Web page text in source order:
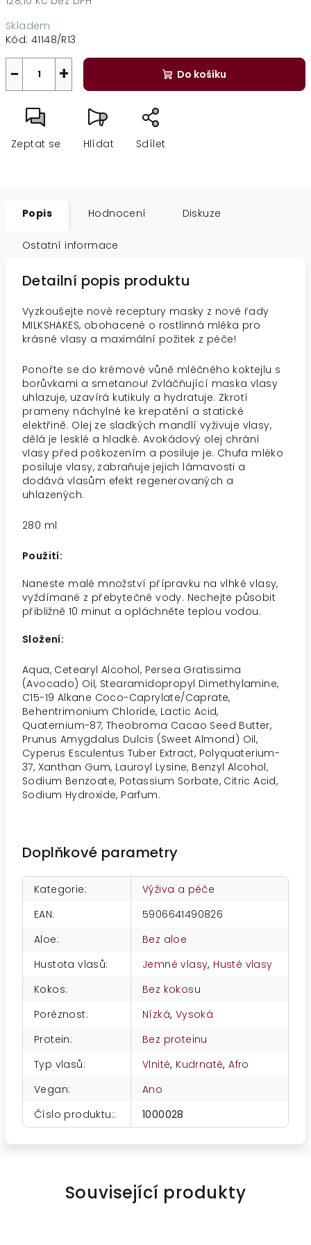
cena:
Skladem
Kód: 41148/R13
+
− Do košíku
Zeptat se Hlídat Sdílet
Popis Hodnocení Diskuze
Ostatní informace
Detailní popis produktu
Vyzkoušejte nové receptury masky z nové řady
MILKSHAKES, obohacené o rostlinná mléka pro
krásné vlasy a maximální požitek z péče!
Ponořte se do krémové vůně mléčného koktejlu s
borůvkami a smetanou! Zvláčňující maska vlasy
uhlazuje, uzavírá kutikuly a hydratuje. Zkrotí
prameny náchylné ke krepatění a statické
elektřině. Olej ze sladkých mandlí vyživuje vlasy,
dělá je lesklé a hladké. Avokádový olej chrání
vlasy před poškozením a posiluje je. Chufa mléko
posiluje vlasy, zabraňuje jejich lámavosti a
dodává vlasům efekt regenerovaných a
uhlazených.
280 ml
Použití:
Naneste malé množství přípravku na vlhké vlasy,
vyždímané z přebytečné vody. Nechejte působit
přibližně 10 minut a opláchněte teplou vodou.
Složení:
Aqua, Cetearyl Alcohol, Persea Gratissima
(Avocado) Oil, Stearamidopropyl Dimethylamine,
C15-19 Alkane Coco-Caprylate/Caprate,
Behentrimonium Chloride, Lactic Acid,
Quaternium-87, Theobroma Cacao Seed Butter,
Prunus Amygdalus Dulcis (Sweet Almond) Oil,
Cyperus Esculentus Tuber Extract, Polyquaterium-
37, Xanthan Gum, Lauroyl Lysine, Benzyl Alcohol,
Sodium Benzoate, Potassium Sorbate, Citric Acid,
Sodium Hydroxide, Parfum.
Doplňkové parametry
Kategorie:
Výživa a péče
EAN:
5906641490826
Aloe:
Bez aloe
Hustota vlasů: Jemné vlasy, Husté vlasy
Kokos:
Bez kokosu
Poréznost: Nízká, Vysoká
Protein:
Bez proteinu
Typ vlasů: Vlnité, Kudrnaté,Afro
Vegan:
Ano
Číslo produktu:: 1000028
Související produkty